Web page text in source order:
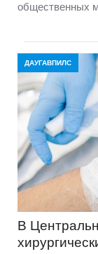
общественных
ДАУГАВПИЛС
В